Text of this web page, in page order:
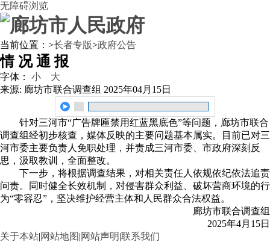
无障碍浏览
当前位置： >长者专版>政府公告
情 况 通 报
字体： 小
大
来源: 廊坊市联合调查组 2025年04月15日
针对三河市“广告牌匾禁用红蓝黑底色”等问题，廊坊市联合
调查组经初步核查，媒体反映的主要问题基本属实。目前已对三
河市委主要负责人免职处理，并责成三河市委、市政府深刻反
思，汲取教训，全面整改。
下一步，将根据调查结果，对相关责任人依规依纪依法追责
问责。同时健全长效机制，对侵害群众利益、破坏营商环境的行
为“零容忍”，坚决维护经营主体和人民群众合法权益。
廊坊市联合调查组
2025年4月15日
关于本站|网站地图 |网站声明|联系我们